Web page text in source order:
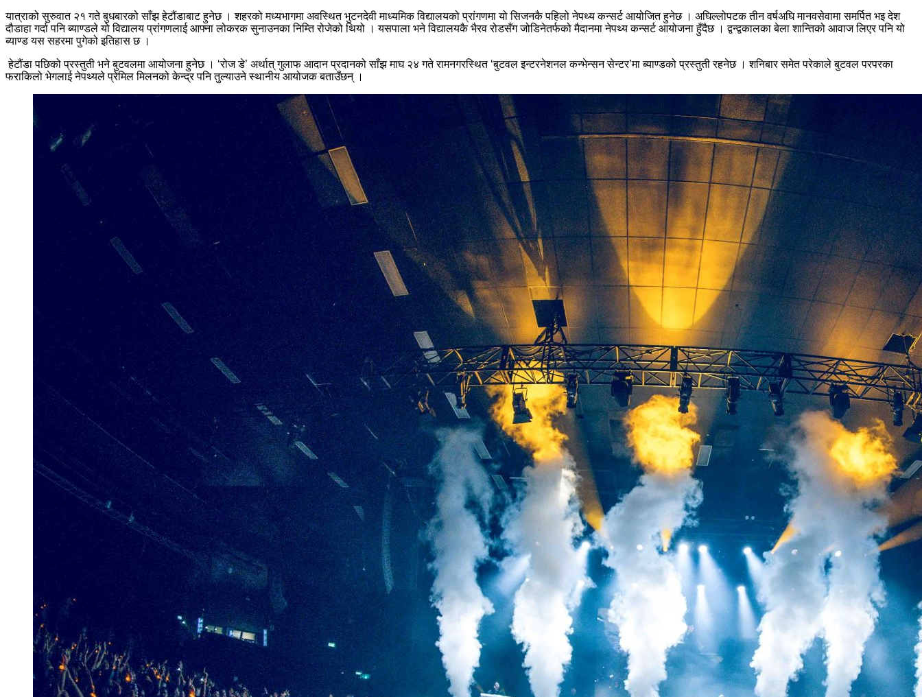
यात्राको सुरुवात २१ गते बुधबारको साँझ हेटौंडाबाट हुनेछ । शहरको मध्यभागमा अवस्थित भुटनदेवी माध्यमिक विद्यालयको प्रांगणमा यो सिजनकै पहिलो नेपथ्य कन्सर्ट आयोजित हुनेछ । अघिल्लोपटक तीन वर्षअघि मानवसेवामा समर्पित भइ देश
दौडाहा गर्दा पनि ब्याण्डले यो विद्यालय प्रांगणलाई आफ्ना लोकरक सुनाउनका निम्ति रोजेको थियो । यसपाला भने विद्यालयकै भैरव रोडसँग जोडिनेतर्फको मैदानमा नेपथ्य कन्सर्ट आयोजना हुँदैछ । द्वन्द्वकालका बेला शान्तिको आवाज लिएर पनि यो
ब्याण्ड यस सहरमा पुगेको इतिहास छ ।
हेटौंडा पछिको प्रस्तुती भने बुटवलमा आयोजना हुनेछ । ‘रोज डे’ अर्थात् गुलाफ आदान प्रदानको साँझ माघ २४ गते रामनगरस्थित ‘बुटवल इन्टरनेशनल कन्भेन्सन सेन्टर’मा ब्याण्डको प्रस्तुती रहनेछ । शनिबार समेत परेकाले बुटवल परपरका
फराकिलो भेगलाई नेपथ्यले प्रेमिल मिलनको केन्द्र पनि तुल्याउने स्थानीय आयोजक बताउँछन् ।